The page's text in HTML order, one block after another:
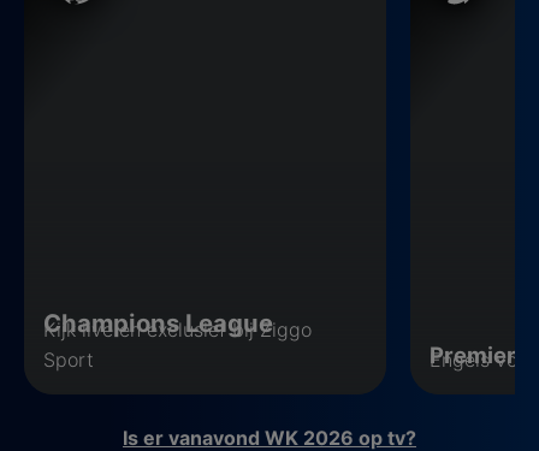
Champions League
Kijk live en exclusief bij Ziggo
Sport
Premier
Engels
Is er vanavond WK 2026 op tv?